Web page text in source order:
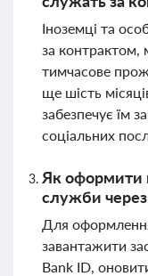
Іноземці та
за контрактом,
тимчасове
ще шість
забезпечує їм
соціальних
Як оформити
служби через
Для
завантажити
Bank ID,